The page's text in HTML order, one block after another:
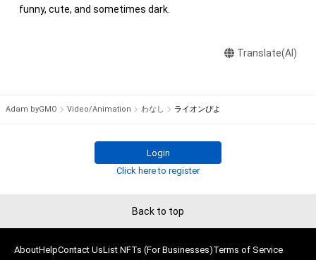
けている者によって保護されています。そのため、本アイテム
・本アイテムの著作権を有する方、著作隣接権の権利者またはそ
権を侵害するおそれのある行為(改変、公開、配布、逆コンパイ
・本アイテムに関する創作物の利用については、公序良俗や法令
に反する利用またはその恐れのある利用など、作成者が不適切
このアイテムに関するお問い合わせ先
funny, cute, and sometimes dark.
Translate(AI)
Adam byGMO Video/Animation わなし ライオンぴよ
Login
Click here to register
Back to top
AboutHelpContact UsList NFTs (For Businesses)Terms of Service